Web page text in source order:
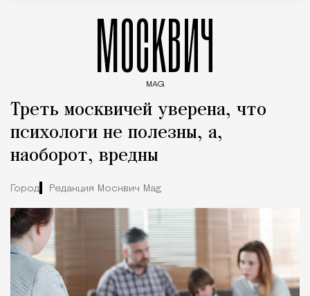
МОСКВИЧ
MAG
Треть москвичей уверена, что
психологи не полезны, а,
наоборот, вредны
Город Редакция Москвич Mag